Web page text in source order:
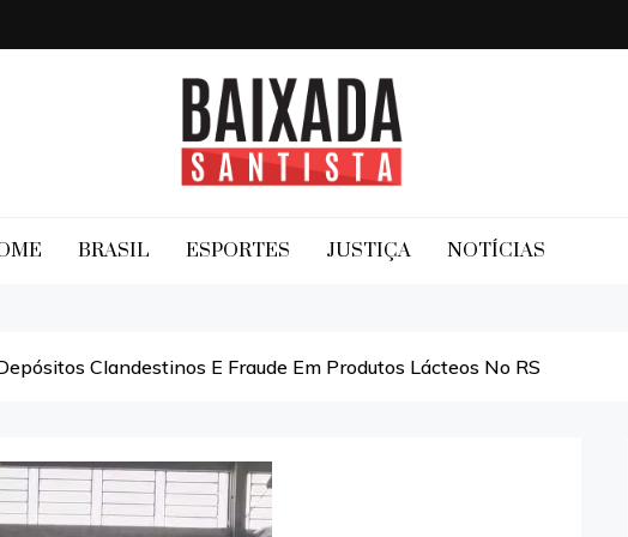
Baixada Santista
BRASIL ESPORTES JUSTIÇA NOTÍCIAS
Clandestinos E Fraude Em Produtos Lácteos No RS